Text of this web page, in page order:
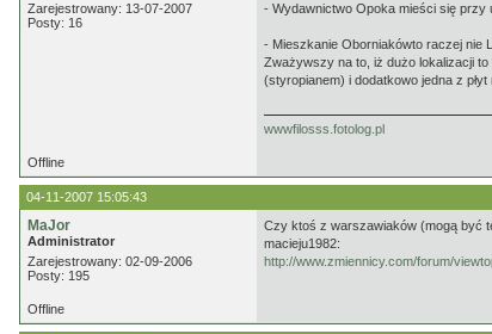
Zarejestrowany: 13-07-2007
Posty: 16
- Wydawnictwo Opoka mieści się przy
- Mieszkanie Oborniakówto raczej nie
Zważywszy na to, iż dużo lokalizacji to
(styropianem) i dodatkowo jedna z
wwwfilosss.fotolog.pl
Offline
04-11-2007 15:05:43
MaJor
Administrator
Zarejestrowany: 02-09-2006
Posty: 195
Czy ktoś z warszawiaków (mogą być
macieju1982:
http://www.zmiennicy.com/forum/
Offline